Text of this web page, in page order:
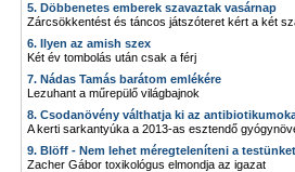
5. Döbbenetes emberek szavaztak vasárnap
Zárcsökkentést és táncos játszóteret kért a két
6. Ilyen az amish szex
Két év tombolás után csak a férj
7. Nádas Tamás barátom emlékére
Lezuhant a műrepülő világbajnok
8. Csodanövény válthatja ki az
A kerti sarkantyúka a 2013-as esztendő
9. Blöff - Nem lehet méregteleníteni a testünket
Zacher Gábor toxikológus elmondja az igazat